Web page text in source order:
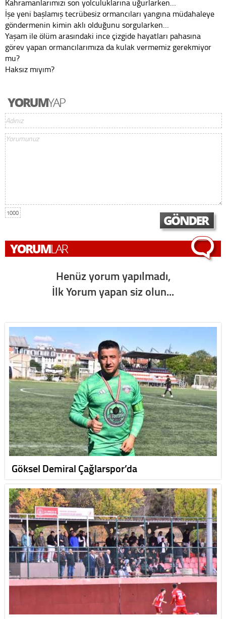
Kahramanlarımızı son yolculuklarına uğurlarken…
İşe yeni başlamış tecrübesiz ormancıları yangına müdahaleye
göndermenin kimin aklı olduğunu sorgularken…
Yaşam ile ölüm arasındaki ince çizgide hayatları pahasına
görev yapan ormancılarımıza da kulak vermemiz gerekmiyor
mu?
Haksız mıyım?
1000
Henüz yorum yapılmadı,
İlk Yorum yapan siz olun...
Göksel Demiral Çağlarspor’da